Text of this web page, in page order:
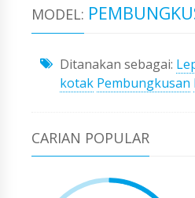
MODEL:
Ditanakan sebagai:
kotak Pembungkusan
CARIAN POPULAR